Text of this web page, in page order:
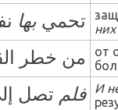
تحمي بها
من خطر
от
فلم تصل
И